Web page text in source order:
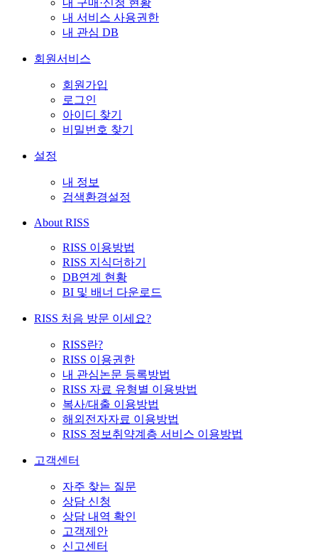
내 구매·신청 현황
내 서비스 사용권한
내 관심 DB
회원서비스
회원가입
로그인
아이디 찾기
비밀번호 찾기
설정
내 정보
검색환경설정
About RISS
RISS 이용방법
RISS 지식더하기
DB연계 현황
BI 및 배너 다운로드
RISS 처음 방문 이세요?
RISS란?
RISS 이용권한
내 관심논문 등록방법
RISS 자료 유형별 이용방법
복사/대출 이용방법
해외전자자료 이용방법
RISS 정보취약계층 서비스 이용방법
고객센터
자주 찾는 질문
상담 신청
상담 내역 확인
고객제안
신고센터